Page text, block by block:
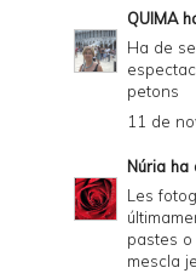
l
d
P
QUIMA
Ha de
petons
11 de
Núria ha
Les
pastes
mescla